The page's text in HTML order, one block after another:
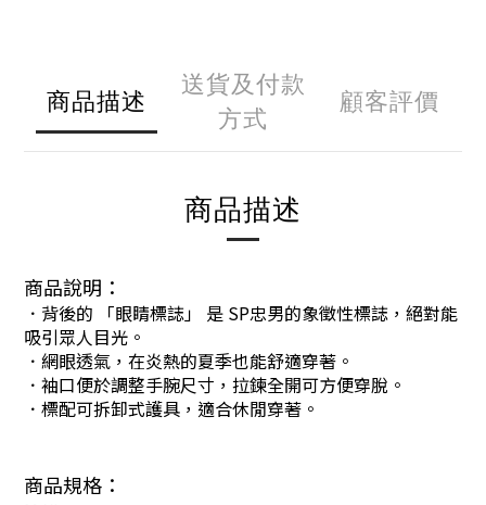
商品描述
送貨及付款
方式
顧客評價
商品描述
商品說明：
．背後的 「眼睛標誌」 是 SP忠男的象徵性標誌，絕對能
吸引眾人目光。
．網眼透氣，在炎熱的夏季也能舒適穿著。
．袖口便於調整手腕尺寸，拉鍊全開可方便穿脫。
．標配可拆卸式護具，適合休閒穿著。
商品規格：